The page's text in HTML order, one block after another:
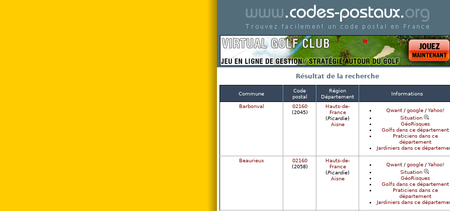
Code postal de france - Codes postaux en France
Résultat de la recherche
Commune
Code
postal
Région
Département
Informations
Barbonval
02160
(2045)
Hauts-de-
France
(Picardie)
Aisne
Qwant/google/Yahoo!
Situation
GéoRisques
Golfs dans ce département
Praticiens dans ce
département
Jardiniers dans ce
Beaurieux
02160
(2058)
Hauts-de-
France
(Picardie)
Aisne
Qwant/google/Yahoo!
Situation
GéoRisques
Golfs dans ce département
Praticiens dans ce
département
Jardiniers dans ce